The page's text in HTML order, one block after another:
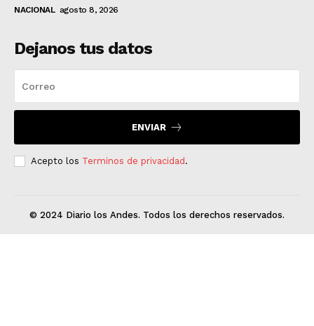
NACIONAL agosto 8, 2026
Dejanos tus datos
ENVIAR
Acepto los Terminos de privacidad .
© 2024 Diario los Andes. Todos los derechos reservados.